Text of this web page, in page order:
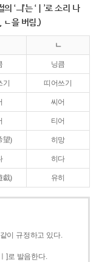
‘ㅢ’는 ‘ㅣ’로 소리 나
ㄴ을 버림.)
ㄴ
닝큼
띠어쓰기
씨어
티어
望) 히망
히다
戱) 유히
이 규정하고 있다.
]로 발음한다.